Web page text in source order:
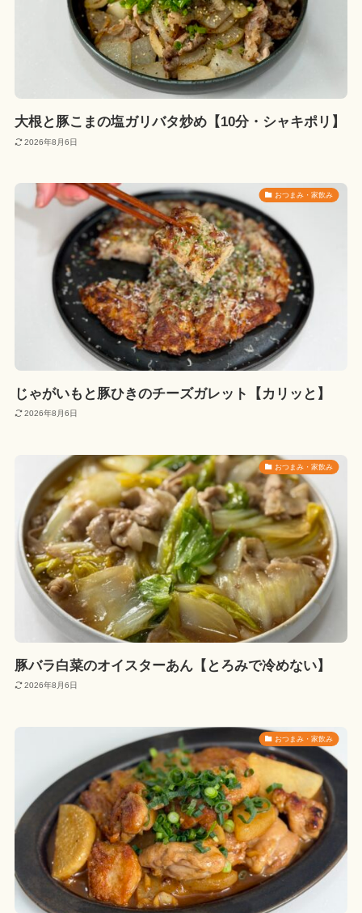
大根と豚こまの塩ガリバタ炒め【10分・シャキポリ】
2026年8月6日
おつまみ・家飲み
じゃがいもと豚ひきのチーズガレット【カリッと】
2026年8月6日
おつまみ・家飲み
豚バラ白菜のオイスターあん【とろみで冷めない】
2026年8月6日
おつまみ・家飲み